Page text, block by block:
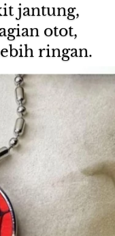
jantung,
otot,
ringan.